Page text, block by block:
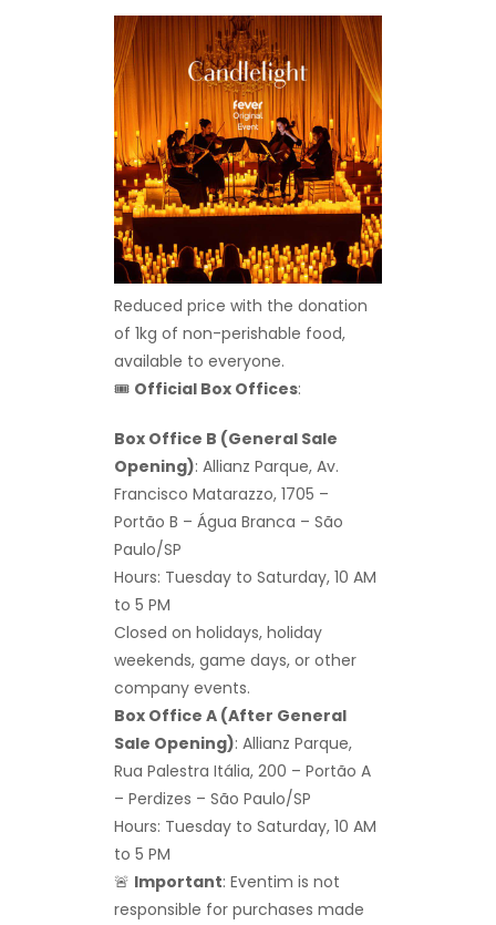
Reduced price with the donation
of 1kg of non-perishable food,
available to everyone.
🎟 Official Box Offices:
Box Office B (General Sale
Opening): Allianz Parque, Av.
Francisco Matarazzo, 1705 –
Portão B – Água Branca – São
Paulo/SP
Hours: Tuesday to Saturday, 10 AM
to 5 PM
Closed on holidays, holiday
weekends, game days, or other
company events.
Box Office A (After General
Sale Opening): Allianz Parque,
Rua Palestra Itália, 200 – Portão A
– Perdizes – São Paulo/SP
Hours: Tuesday to Saturday, 10 AM
to 5 PM
🚨 Important: Eventim is not
responsible for purchases made